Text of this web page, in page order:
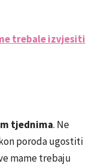
trebale izvjesiti
tjednima. Ne
poroda ugostiti
mame trebaju